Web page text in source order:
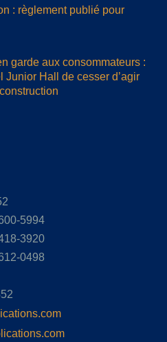
: règlement publié pour
garde aux consommateurs :
Junior Hall de cesser d’agir
5994
3920
0498